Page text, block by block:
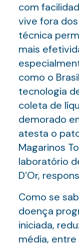
com
vive fora
técnica
mais
como o
tecnologia
coleta de
demorado
atesta o
Magarinos
laboratório
D’Or,
Como se
doença
iniciada,
média, entre